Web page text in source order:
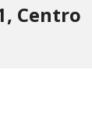
Centro